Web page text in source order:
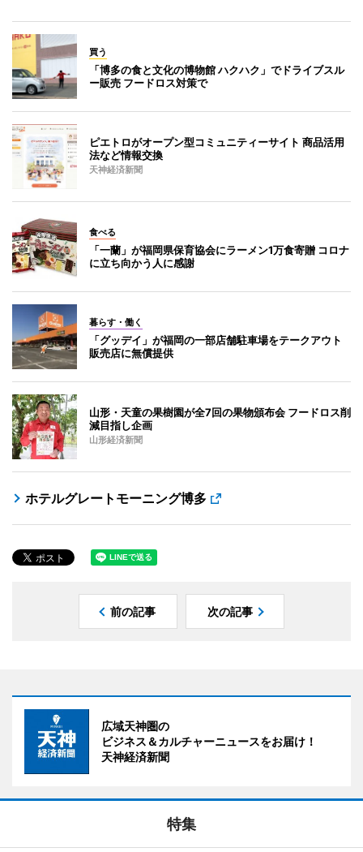
買う
「博多の食と文化の博物館 ハクハク」でドライブスル
ー販売 フードロス対策で
ピエトロがオープン型コミュニティーサイト 商品活用
法など情報交換
天神経済新聞
食べる
「一蘭」が福岡県保育協会にラーメン1万食寄贈 コロナ
に立ち向かう人に感謝
暮らす・働く
「グッデイ」が福岡の一部店舗駐車場をテークアウト
販売店に無償提供
山形・天童の果樹園が全7回の果物頒布会 フードロス削
減目指し企画
山形経済新聞
ホテルグレートモーニング博多
前の記事 次の記事
広域天神圏の
ビジネス＆カルチャーニュースをお届け！
天神経済新聞
特集